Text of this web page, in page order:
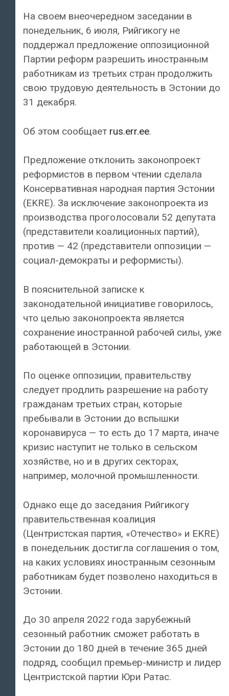
На своем внеочередном заседании в
понедельник, 6 июля, Рийгикогу не
поддержал предложение оппозиционной
Партии реформ разрешить иностранным
работникам из третьих стран продолжить
свою трудовую деятельность в Эстонии до
31 декабря.
Об этом сообщает rus.err.ee.
Предложение отклонить законопроект
реформистов в первом чтении сделала
Консервативная народная партия Эстонии
(EKRE). За исключение законопроекта из
производства проголосовали 52 депутата
(представители коалиционных партий),
против — 42 (представители оппозиции —
социал-демократы и реформисты).
В пояснительной записке к
законодательной инициативе говорилось,
что целью законопроекта является
сохранение иностранной рабочей силы, уже
работающей в Эстонии.
По оценке оппозиции, правительству
следует продлить разрешение на работу
гражданам третьих стран, которые
пребывали в Эстонии до вспышки
коронавируса — то есть до 17 марта, иначе
кризис наступит не только в сельском
хозяйстве, но и в других секторах,
например, молочной промышленности.
Однако еще до заседания Рийгикогу
правительственная коалиция
(Центристская партия, «Отечество» и EKRE)
в понедельник достигла соглашения о том,
на каких условиях иностранным сезонным
работникам будет позволено находиться в
Эстонии.
До 30 апреля 2022 года зарубежный
сезонный работник сможет работать в
Эстонии до 180 дней в течение 365 дней
подряд, сообщил премьер-министр и лидер
Центристской партии Юри Ратас.